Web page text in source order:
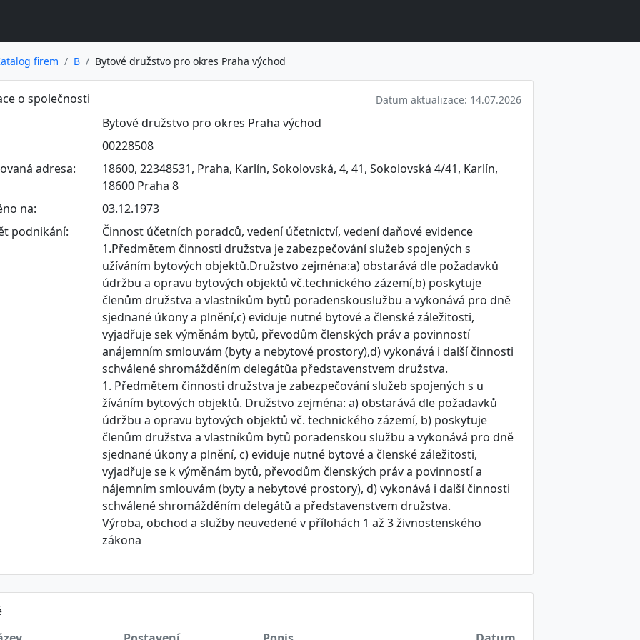
firem B Bytové družstvo pro okres Praha východ
o společnosti Datum aktualizace: 14.07.2026
Bytové družstvo pro okres Praha východ
00228508
adresa:
18600, 22348531, Praha, Karlín, Sokolovská, 4, 41, Sokolovská 4/41, Karlín,
18600 Praha 8
na:
03.12.1973
podnikání:
Činnost účetních poradců, vedení účetnictví, vedení daňové evidence
1.Předmětem činnosti družstva je zabezpečování služeb spojených s
užíváním bytových objektů.Družstvo zejména:a) obstarává dle požadavků
údržbu a opravu bytových objektů vč.technického zázemí,b) poskytuje
členům družstva a vlastníkům bytů poradenskouslužbu a vykonává pro dně
sjednané úkony a plnění,c) eviduje nutné bytové a členské záležitosti,
vyjadřuje sek výměnám bytů, převodům členských práv a povinností
anájemním smlouvám (byty a nebytové prostory),d) vykonává i další činnosti
schválené shromážděním delegátůa představenstvem družstva.
1. Předmětem činnosti družstva je zabezpečování služeb spojených s u
žíváním bytových objektů. Družstvo zejména: a) obstarává dle požadavků
údržbu a opravu bytových objektů vč. technického zázemí, b) poskytuje
členům družstva a vlastníkům bytů poradenskou službu a vykonává pro dně
sjednané úkony a plnění, c) eviduje nutné bytové a členské záležitosti,
vyjadřuje se k výměnám bytů, převodům členských práv a povinností a
nájemním smlouvám (byty a nebytové prostory), d) vykonává i další činnosti
schválené shromážděním delegátů a představenstvem družstva.
Výroba, obchod a služby neuvedené v přílohách 1 až 3 živnostenského
zákona